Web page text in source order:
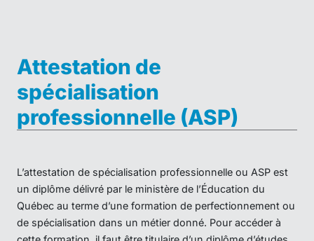
Attestation de
spécialisation
professionnelle (ASP)
L’attestation de spécialisation professionnelle ou ASP est
un diplôme délivré par le ministère de l’Éducation du
Québec au terme d’une formation de perfectionnement ou
de spécialisation dans un métier donné. Pour accéder à